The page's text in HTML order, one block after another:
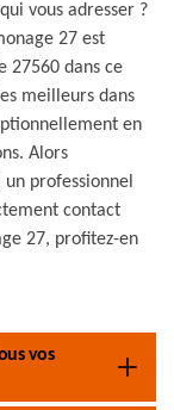
vous adresser ?
27 est
27560 dans ce
meilleurs dans
en
Alors
professionnel
contact
27, profitez-en
vos